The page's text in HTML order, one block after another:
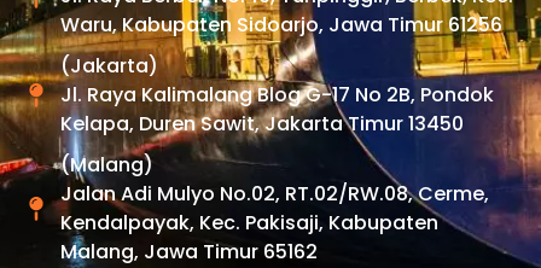
Waru, Kabupaten Sidoarjo, Jawa Timur 61256
(Jakarta)
Jl. Raya Kalimalang Blog G-17 No 2B, Pondok
Kelapa, Duren Sawit, Jakarta Timur 13450
(Malang)
Jalan Adi Mulyo No.02, RT.02/RW.08, Cerme,
Kendalpayak, Kec. Pakisaji, Kabupaten
Malang, Jawa Timur 65162